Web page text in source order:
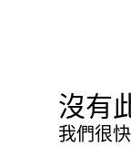
沒有
我們很